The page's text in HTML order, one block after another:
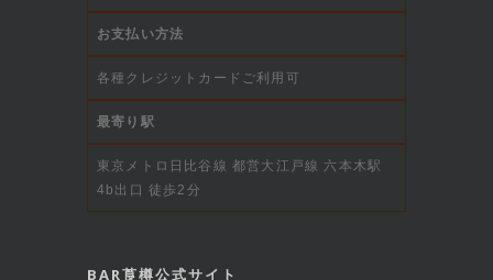
お支払い方法
各種クレジットカードご利用可
最寄り駅
東京メトロ日比谷線 都営大江戸線 六本木駅
4b出口 徒歩2分
BAR莨樽公式サイト